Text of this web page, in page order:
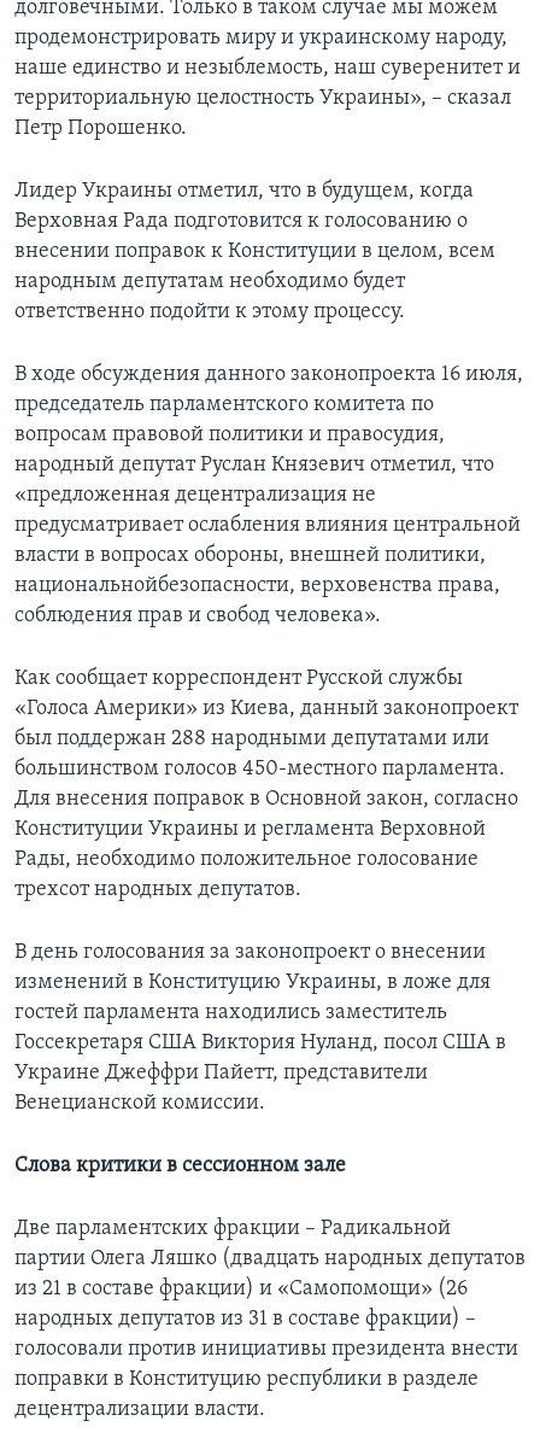
долговечными. Только в таком случае мы можем
продемонстрировать миру и украинскому народу,
наше единство и незыблемость, наш суверенитет и
территориальную целостность Украины», – сказал
Петр Порошенко.
Лидер Украины отметил, что в будущем, когда
Верховная Рада подготовится к голосованию о
внесении поправок к Конституции в целом, всем
народным депутатам необходимо будет
ответственно подойти к этому процессу.
В ходе обсуждения данного законопроекта 16 июля,
председатель парламентского комитета по
вопросам правовой политики и правосудия,
народный депутат Руслан Князевич отметил, что
«предложенная децентрализация не
предусматривает ослабления влияния центральной
власти в вопросах обороны, внешней политики,
национальнойбезопасности, верховенства права,
соблюдения прав и свобод человека».
Как сообщает корреспондент Русской службы
«Голоса Америки» из Киева, данный законопроект
был поддержан 288 народными депутатами или
большинством голосов 450-местного парламента.
Для внесения поправок в Основной закон, согласно
Конституции Украины и регламента Верховной
Рады, необходимо положительное голосование
трехсот народных депутатов.
В день голосования за законопроект о внесении
изменений в Конституцию Украины, в ложе для
гостей парламента находились заместитель
Госсекретаря США Виктория Нуланд, посол США в
Украине Джеффри Пайетт, представители
Венецианской комиссии.
Слова критики в сессионном зале
Две парламентских фракции – Радикальной
партии Олега Ляшко (двадцать народных депутатов
из 21 в составе фракции) и «Самопомощи» (26
народных депутатов из 31 в составе фракции) –
голосовали против инициативы президента внести
поправки в Конституцию республики в разделе
децентрализации власти.